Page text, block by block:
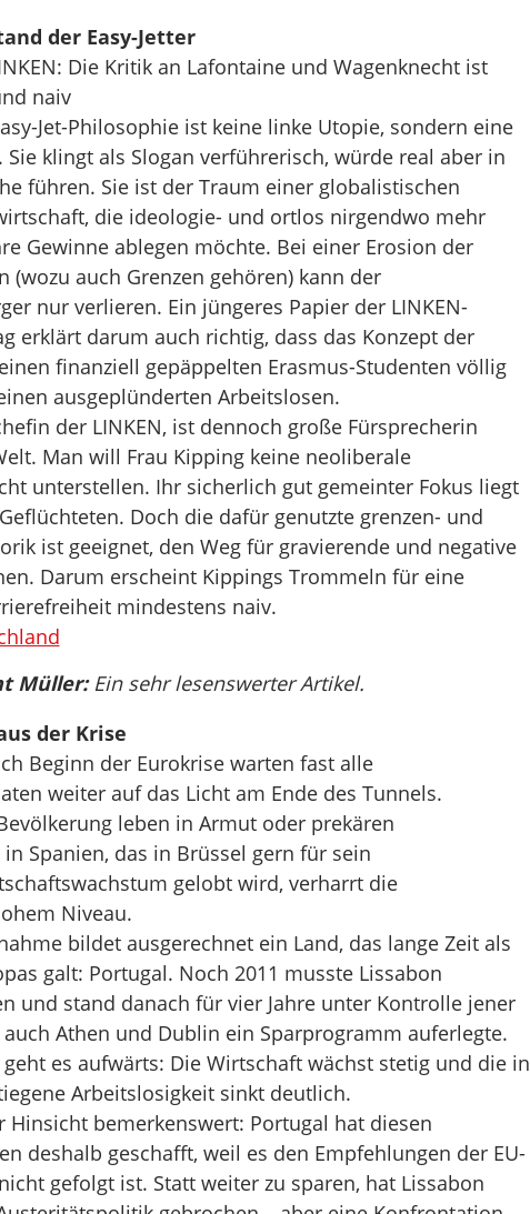
der Easy-Jetter
Die Kritik an Lafontaine und Wagenknecht ist
naiv
Jet-Philosophie ist keine linke Utopie, sondern eine
klingt als Slogan verführerisch, würde real aber in
führen. Sie ist der Traum einer globalistischen
die ideologie- und ortlos nirgendwo mehr
Gewinne ablegen möchte. Bei einer Erosion der
(wozu auch Grenzen gehören) kann der
nur verlieren. Ein jüngeres Papier der LINKEN-
erklärt darum auch richtig, dass das Konzept der
finanziell gepäppelten Erasmus-Studenten völlig
ausgeplünderten Arbeitslosen.
der LINKEN, ist dennoch große Fürsprecherin
Man will Frau Kipping keine neoliberale
unterstellen. Ihr sicherlich gut gemeinter Fokus liegt
Doch die dafür genutzte grenzen- und
ist geeignet, den Weg für gravierende und negative
Darum erscheint Kippings Trommeln für eine
mindestens naiv.
Müller:Ein sehr lesenswerter Artikel.
der Krise
Beginn der Eurokrise warten fast alle
weiter auf das Licht am Ende des Tunnels.
leben in Armut oder prekären
Spanien, das in Brüssel gern für sein
gelobt wird, verharrt die
Niveau.
bildet ausgerechnet ein Land, das lange Zeit als
galt: Portugal. Noch 2011 musste Lissabon
und stand danach für vier Jahre unter Kontrolle jener
Athen und Dublin ein Sparprogramm auferlegte.
geht es aufwärts: Die Wirtschaft wächst stetig und die in
Arbeitslosigkeit sinkt deutlich.
Hinsicht bemerkenswert: Portugal hat diesen
deshalb geschafft, weil es den Empfehlungen der EU-
gefolgt ist. Statt weiter zu sparen, hat Lissabon